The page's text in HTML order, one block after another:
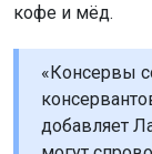
кофе и мёд.
«Консервы
добавляет